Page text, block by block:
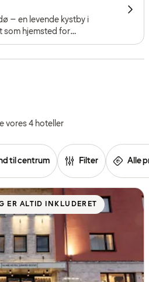
– en levende kystby i
som hjemsted for
Glimt. Oplev fjorde,
vores 4 hoteller
til centrum Filter Alle
ER ALTID INKLUDERET